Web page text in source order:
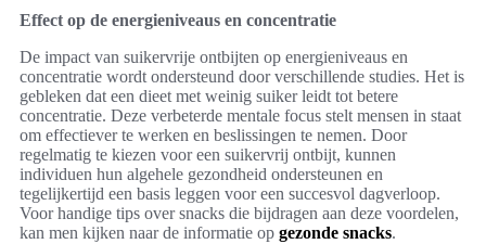
Effect op de energieniveaus en concentratie
De impact van suikervrije ontbijten op energieniveaus en
concentratie wordt ondersteund door verschillende studies. Het is
gebleken dat een dieet met weinig suiker leidt tot betere
concentratie. Deze verbeterde mentale focus stelt mensen in staat
om effectiever te werken en beslissingen te nemen. Door
regelmatig te kiezen voor een suikervrij ontbijt, kunnen
individuen hun algehele gezondheid ondersteunen en
tegelijkertijd een basis leggen voor een succesvol dagverloop.
Voor handige tips over snacks die bijdragen aan deze voordelen,
kan men kijken naar de informatie op gezonde snacks.